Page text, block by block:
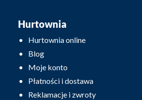
Hurtownia
Hurtownia online
Blog
Moje konto
Płatności i dostawa
Reklamacje i zwroty